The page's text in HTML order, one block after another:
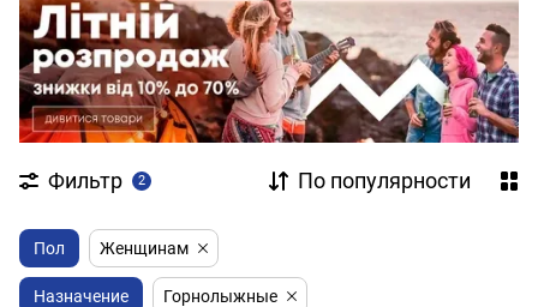
Фильтр 2 По популярности
Пол Женщинам
Назначение Горнолыжные